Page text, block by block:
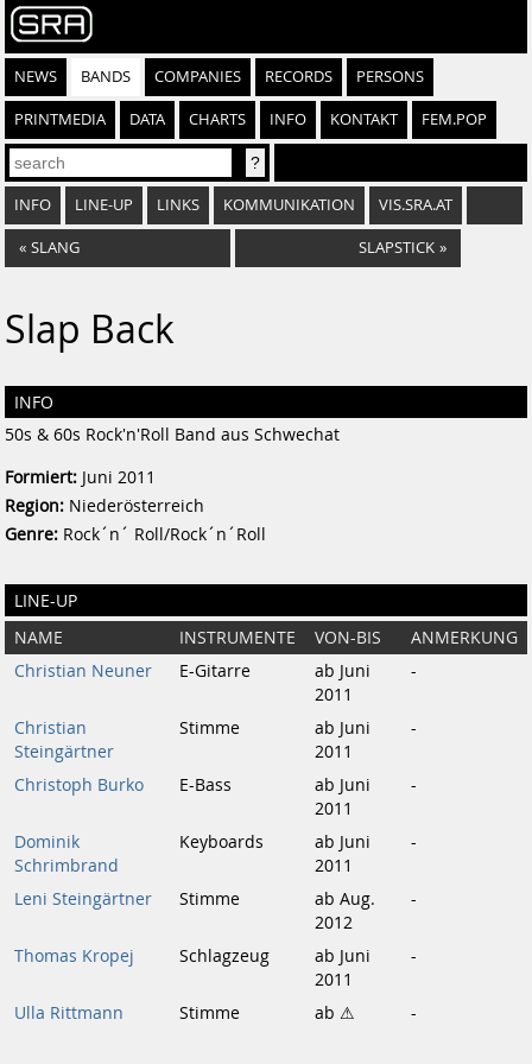
NEWS BANDS COMPANIES RECORDS PERSONS
PRINTMEDIA DATA CHARTS INFO KONTAKT FEM.POP
INFO LINE-UP LINKS KOMMUNIKATION VIS.SRA.AT
« SLANG SLAPSTICK »
Slap Back
INFO
50s & 60s Rock'n'Roll Band aus Schwechat
Formiert: Juni 2011
Region: Niederösterreich
Genre: Rock´n´ Roll/Rock´n´Roll
LINE-UP
NAME INSTRUMENTE VON-BIS
ANMERKUNG
Christian Neuner
E-Gitarre
ab Juni
2011
-
Christian
Steingärtner
Stimme
ab Juni
2011
-
Christoph Burko E-Bass
ab Juni
2011
-
Dominik
Schrimbrand
Keyboards
ab Juni
2011
-
Leni Steingärtner Stimme
ab Aug.
2012
-
Thomas Kropej Schlagzeug
ab Juni
2011
-
Ulla Rittmann Stimme ab ⚠ -